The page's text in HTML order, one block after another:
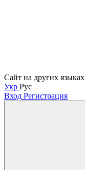
Сайт на других языках
Укр Рус
Вход Регистрация